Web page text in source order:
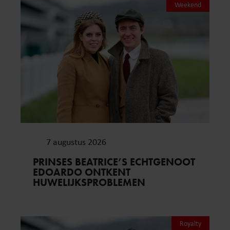
Weekend
7 augustus 2026
PRINSES BEATRICE’S ECHTGENOOT
EDOARDO ONTKENT
HUWELIJKSPROBLEMEN
Royalty